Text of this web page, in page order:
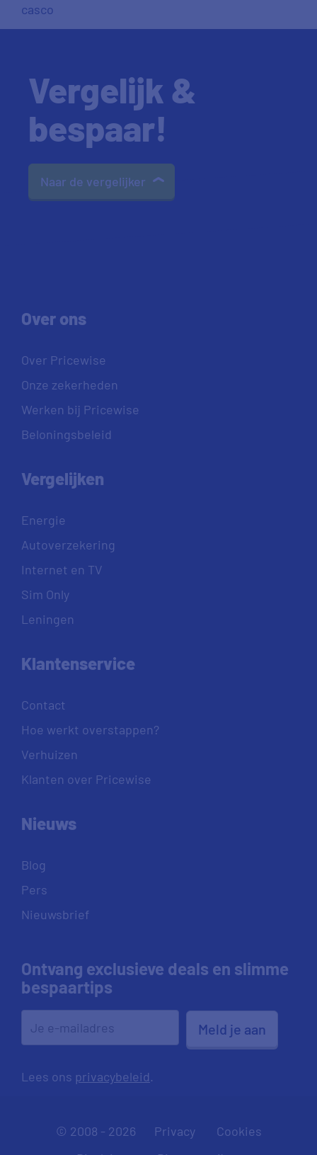
casco
Vergelijk &
bespaar!
Naar de vergelijker
Over ons
Over Pricewise
Onze zekerheden
Werken bij Pricewise
Beloningsbeleid
Vergelijken
Energie
Autoverzekering
Internet en TV
Sim Only
Leningen
Klantenservice
Contact
Hoe werkt overstappen?
Verhuizen
Klanten over Pricewise
Nieuws
Blog
Pers
Nieuwsbrief
Ontvang exclusieve deals en slimme
bespaartips
Meld je aan
Lees ons privacybeleid.
© 2008 - 2026 Privacy
Cookies